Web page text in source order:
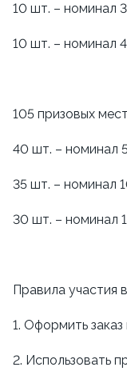
10 шт. – номинал
10 шт. – номинал
105 призовых
40 шт. – номинал
35 шт. – номинал
30 шт. – номинал
Правила участия
1. Оформить
2. Использовать